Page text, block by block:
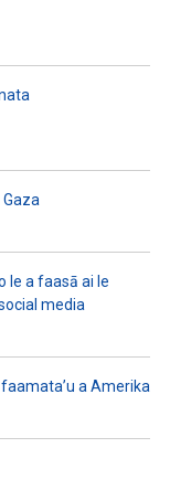
le a faasā ai le
media
a Amerika